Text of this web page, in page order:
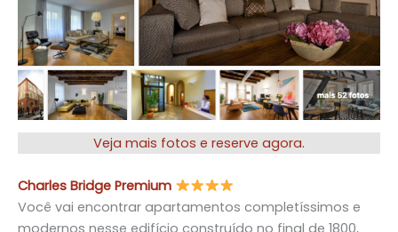
Veja mais fotos e reserve agora.
Charles Bridge Premium
Você vai encontrar apartamentos completíssimos e
modernos nesse edifício construído no final de 1800,